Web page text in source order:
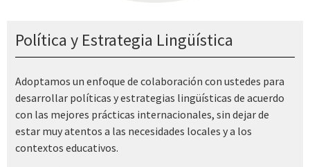
Política y Estrategia Lingüística
Adoptamos un enfoque de colaboración con ustedes para
desarrollar políticas y estrategias lingüísticas de acuerdo
con las mejores prácticas internacionales, sin dejar de
estar muy atentos a las necesidades locales y a los
contextos educativos.